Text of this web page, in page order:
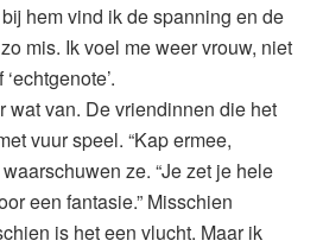
hem vind ik de spanning en de
mis. Ik voel me weer vrouw, niet
wat van. De vriendinnen die het
vuur speel. “Kap ermee,
ze. “Je zet je hele
een fantasie.” Misschien
is het een vlucht. Maar ik